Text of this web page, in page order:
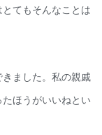
てもそんなことは
きました。私の親戚
ほうがいいねとい